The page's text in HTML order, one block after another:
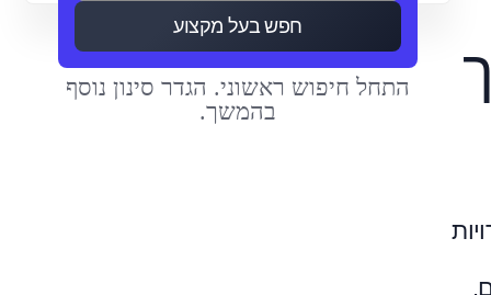
חפש בעל מקצוע
התחל חיפוש ראשוני. הגדר סינון נוסף
בהמשך.